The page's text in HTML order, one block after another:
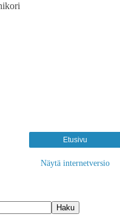
Etusivu
Näytä internetversio